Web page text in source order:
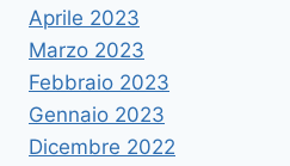
Aprile 2023
Marzo 2023
Febbraio 2023
Gennaio 2023
Dicembre 2022